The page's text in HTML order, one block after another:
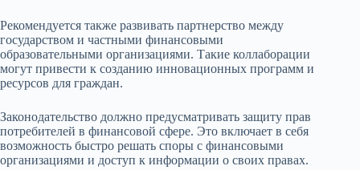
Рекомендуется также развивать партнерство между
государством и частными финансовыми
образовательными организациями. Такие коллаборации
могут привести к созданию инновационных программ и
ресурсов для граждан.
Законодательство должно предусматривать защиту прав
потребителей в финансовой сфере. Это включает в себя
возможность быстро решать споры с финансовыми
организациями и доступ к информации о своих правах.